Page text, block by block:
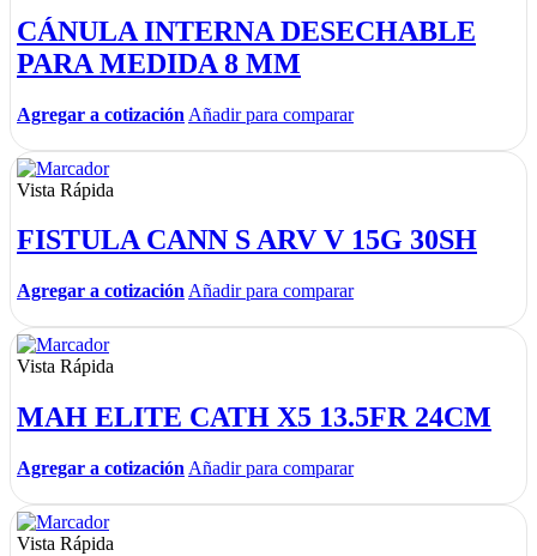
CÁNULA INTERNA DESECHABLE
PARA MEDIDA 8 MM
Agregar a cotización Añadir para comparar
Vista Rápida
FISTULA CANN S ARV V 15G 30SH
Agregar a cotización Añadir para comparar
Vista Rápida
MAH ELITE CATH X5 13.5FR 24CM
Agregar a cotización Añadir para comparar
Vista Rápida